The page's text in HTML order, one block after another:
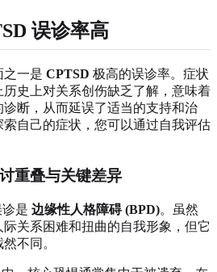
误诊率高
之一是 CPTSD 极高的误诊率。症状
史上对关系创伤缺乏了解，意味着
断，从而延误了适当的支持和治
自己的症状，您可以通过自我评估
重叠与关键差异
是 边缘性人格障碍 (BPD)。虽然
关系困难和扭曲的自我形象，但它
不同。